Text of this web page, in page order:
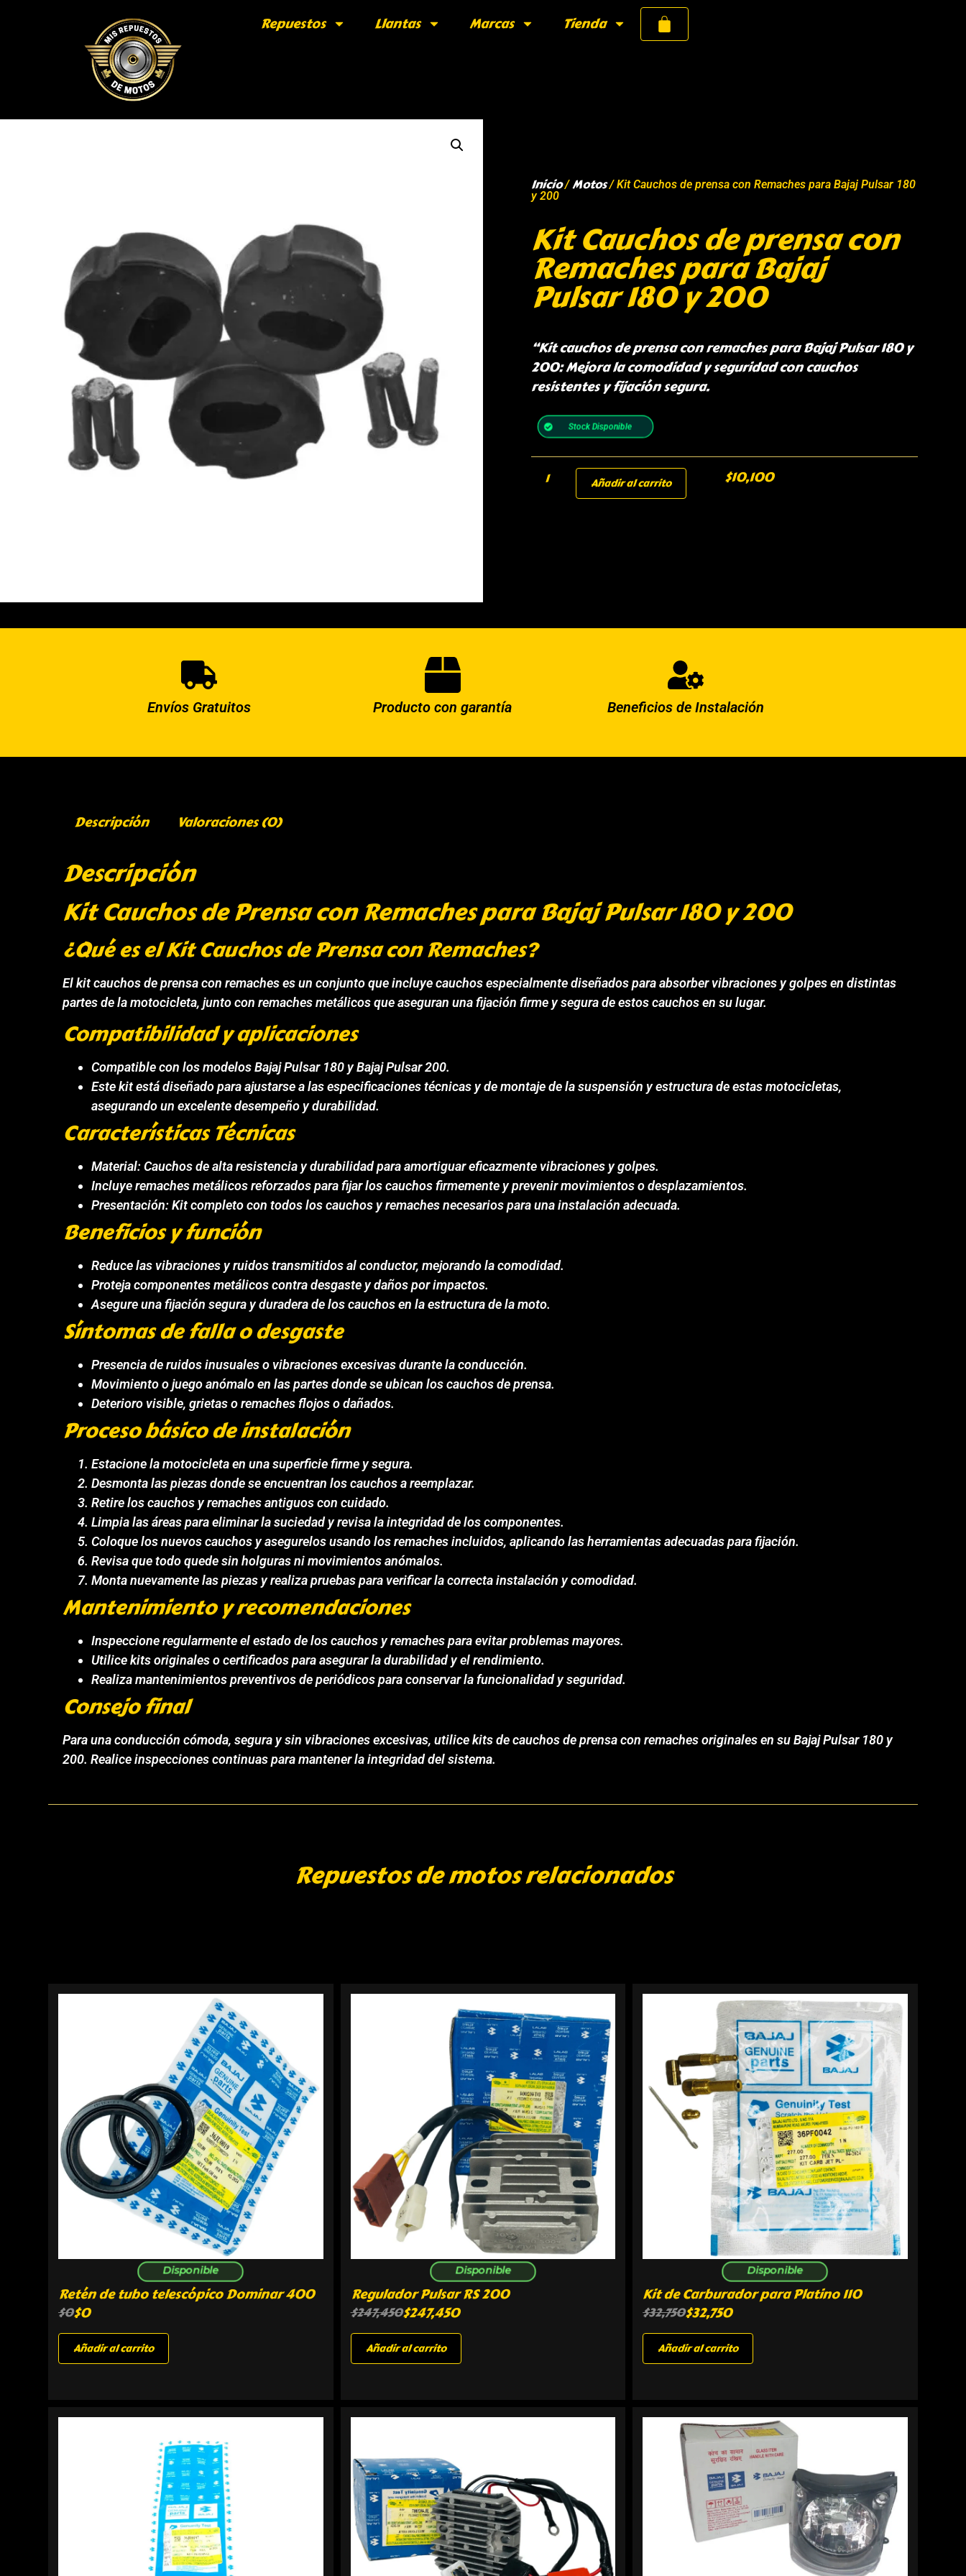
Repuestos Llantas Marcas Tienda
Inicio/Motos/ Kit Cauchos de prensa con Remaches para Bajaj Pulsar 180
y 200
Kit Cauchos de prensa con
Remaches para Bajaj
Pulsar 180 y 200
“Kit cauchos de prensa con remaches para Bajaj Pulsar 180 y
200: Mejora la comodidad y seguridad con cauchos
resistentes y fijación segura.
Stock Disponible
$10,100
Añadir al carrito
Envíos Gratuitos Producto con garantía Beneficios de Instalación
Descripción Valoraciones (0)
Descripción
Kit Cauchos de Prensa con Remaches para Bajaj Pulsar 180 y 200
¿Qué es el Kit Cauchos de Prensa con Remaches?
El kit cauchos de prensa con remaches es un conjunto que incluye cauchos especialmente diseñados para absorber vibraciones y golpes en distintas
partes de la motocicleta, junto con remaches metálicos que aseguran una fijación firme y segura de estos cauchos en su lugar.
Compatibilidad y aplicaciones
Compatible con los modelos Bajaj Pulsar 180 y Bajaj Pulsar 200.
Este kit está diseñado para ajustarse a las especificaciones técnicas y de montaje de la suspensión y estructura de estas motocicletas,
asegurando un excelente desempeño y durabilidad.
Características Técnicas
Material: Cauchos de alta resistencia y durabilidad para amortiguar eficazmente vibraciones y golpes.
Incluye remaches metálicos reforzados para fijar los cauchos firmemente y prevenir movimientos o desplazamientos.
Presentación: Kit completo con todos los cauchos y remaches necesarios para una instalación adecuada.
Beneficios y función
Reduce las vibraciones y ruidos transmitidos al conductor, mejorando la comodidad.
Proteja componentes metálicos contra desgaste y daños por impactos.
Asegure una fijación segura y duradera de los cauchos en la estructura de la moto.
Síntomas de falla o desgaste
Presencia de ruidos inusuales o vibraciones excesivas durante la conducción.
Movimiento o juego anómalo en las partes donde se ubican los cauchos de prensa.
Deterioro visible, grietas o remaches flojos o dañados.
Proceso básico de instalación
Estacione la motocicleta en una superficie firme y segura.
Desmonta las piezas donde se encuentran los cauchos a reemplazar.
Retire los cauchos y remaches antiguos con cuidado.
Limpia las áreas para eliminar la suciedad y revisa la integridad de los componentes.
Coloque los nuevos cauchos y asegurelos usando los remaches incluidos, aplicando las herramientas adecuadas para fijación.
Revisa que todo quede sin holguras ni movimientos anómalos.
Monta nuevamente las piezas y realiza pruebas para verificar la correcta instalación y comodidad.
Mantenimiento y recomendaciones
Inspeccione regularmente el estado de los cauchos y remaches para evitar problemas mayores.
Utilice kits originales o certificados para asegurar la durabilidad y el rendimiento.
Realiza mantenimientos preventivos de periódicos para conservar la funcionalidad y seguridad.
Consejo final
Para una conducción cómoda, segura y sin vibraciones excesivas, utilice kits de cauchos de prensa con remaches originales en su Bajaj Pulsar 180 y
200. Realice inspecciones continuas para mantener la integridad del sistema.
Repuestos de motos relacionados
Disponible
Retén de tubo telescópico Dominar 400
$0$0
Añadir al carrito
Disponible
Regulador Pulsar RS 200
$247,450$247,450
Añadir al carrito
Disponible
Kit de Carburador para Platino 110
$32,750$32,750
Añadir al carrito